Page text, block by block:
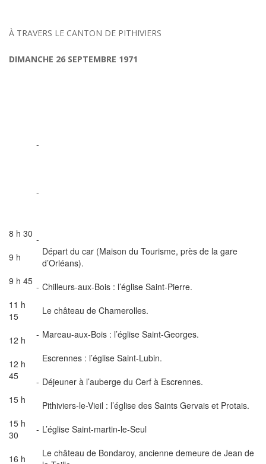
À TRAVERS LE CANTON DE PITHIVIERS
DIMANCHE 26 SEPTEMBRE 1971
8 h 30
9 h
9 h 45
11 h
15
12 h
12 h
45
15 h
15 h
30
16 h
-
-
-
-
-
-
-
Départ du car (Maison du Tourisme, près de la gare
d’Orléans).
Chilleurs-aux-Bois : l’église Saint-Pierre.
Le château de Chamerolles.
Mareau-aux-Bois : l’église Saint-Georges.
Escrennes : l’église Saint-Lubin.
Déjeuner à l’auberge du Cerf à Escrennes.
Pithiviers-le-Vieil : l’église des Saints Gervais et Protais.
L’église Saint-martin-le-Seul
Le château de Bondaroy, ancienne demeure de Jean de